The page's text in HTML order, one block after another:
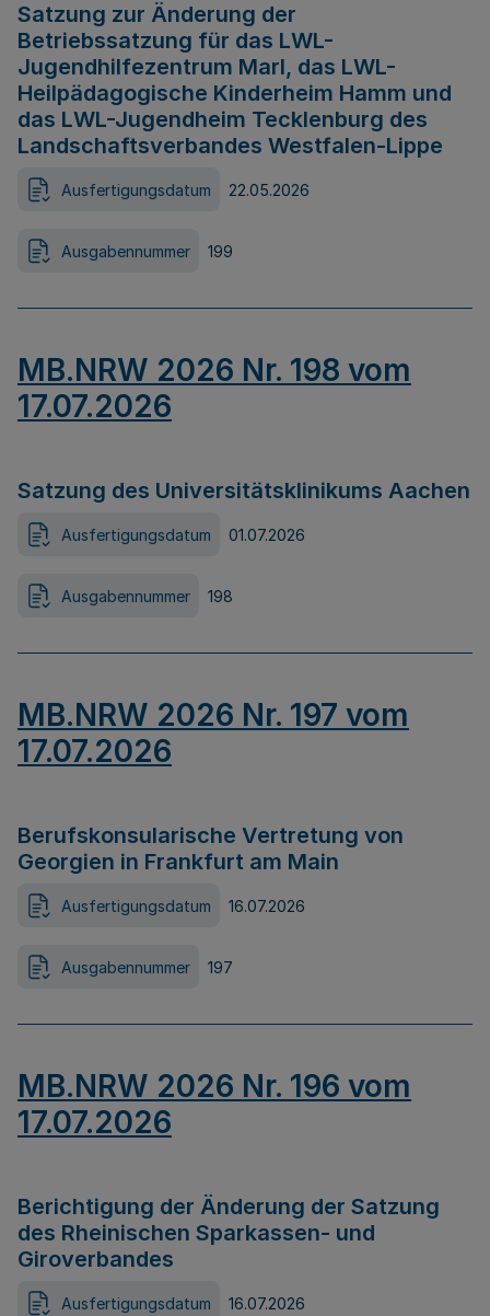
Satzung zur Änderung der
Betriebssatzung für das LWL-
Jugendhilfezentrum Marl, das LWL-
Heilpädagogische Kinderheim Hamm und
das LWL-Jugendheim Tecklenburg des
Landschaftsverbandes Westfalen-Lippe
Ausfertigungsdatum 22.05.2026
Ausgabennummer 199
MB.NRW 2026 Nr. 198 vom
17.07.2026
Satzung des Universitätsklinikums Aachen
Ausfertigungsdatum 01.07.2026
Ausgabennummer 198
MB.NRW 2026 Nr. 197 vom
17.07.2026
Berufskonsularische Vertretung von
Georgien in Frankfurt am Main
Ausfertigungsdatum 16.07.2026
Ausgabennummer 197
MB.NRW 2026 Nr. 196 vom
17.07.2026
Berichtigung der Änderung der Satzung
des Rheinischen Sparkassen- und
Giroverbandes
Ausfertigungsdatum 16.07.2026